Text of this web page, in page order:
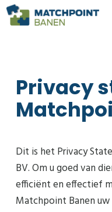
Privacy
Dit is het Privacy
BV. Om u goed van
efficiënt en effectief
Matchpoint Banen